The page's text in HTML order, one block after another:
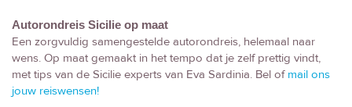
Autorondreis Sicilie op maat
Een zorgvuldig samengestelde autorondreis, helemaal naar
wens. Op maat gemaakt in het tempo dat je zelf prettig vindt,
met tips van de Sicilie experts van Eva Sardinia. Bel of mail ons
jouw reiswensen!